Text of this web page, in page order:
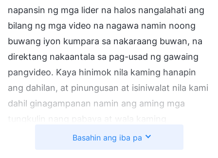
napansin ng mga lider na halos nangalahati ang
bilang ng mga video na nagawa namin noong
buwang iyon kumpara sa nakaraang buwan, na
direktang nakaantala sa pag-usad ng gawaing
pangvideo. Kaya hinimok nila kaming hanapin
ang dahilan, at pinungusan at isiniwalat nila kami
dahil ginagampanan namin ang aming mga
tungkulin nang pabaya at wala kaming
pagpapahalaga sa responsabilidad, at sinabi
Basahin ang iba pa